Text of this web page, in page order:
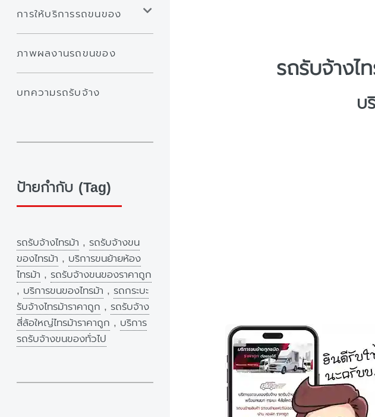
รถรับจ้างไ
บ
การให้บริการรถขนของ
ภาพผลงานรถขนของ
บทความรถรับจ้าง
ป้ายกำกับ (Tag)
รถรับจ้างไทรม้า , รถรับจ้างขน
ของไทรม้า , บริการขนย้ายห้อง
ไทรม้า , รถรับจ้างขนของราคาถูก
, บริการขนของไทรม้า , รถกระบะ
รับจ้างไทรม้าราคาถูก , รถรับจ้าง
สี่ล้อใหญ่ไทรม้าราคาถูก , บริการ
รถรับจ้างขนของทั่วไป